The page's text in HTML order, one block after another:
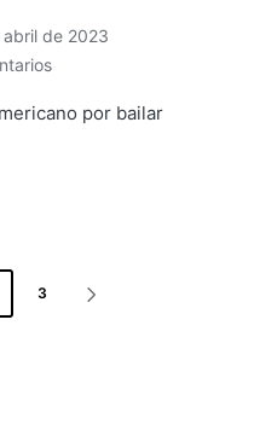
abril de 2023
por bailar
3